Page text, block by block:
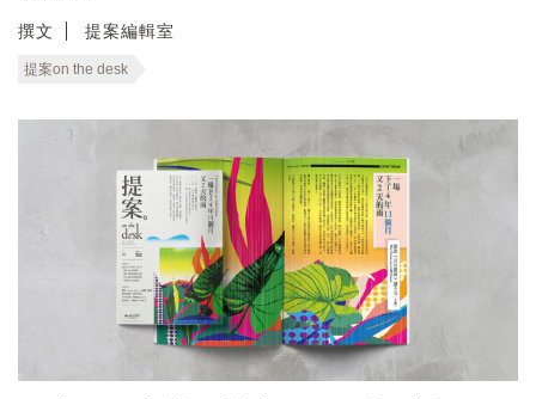
撰文 提案編輯室
提案on the desk